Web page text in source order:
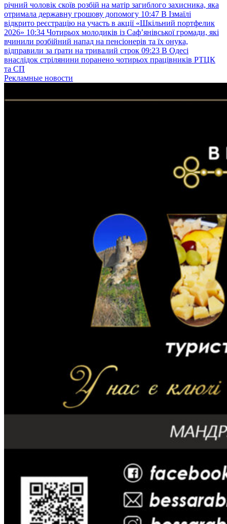
річний чоловік скоїв розбій на матір загиблого захисника, яка
отримала державну грошову допомогу 10:47 В Ізмаїлі
відкрито реєстрацію на участь в акції «Шкільний портфелик
2026» 10:34 Чотирьох молодиків із Саф’янівської громади, які
вчинили розбійний напад на пенсіонерів та їх онука,
відправили за ґрати на тривалий строк 09:23 В Одесі
внаслідок стрілянини поранено чотирьох працівників РТЦК
та СП
Рекламные новости